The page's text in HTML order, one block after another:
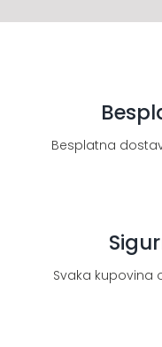
Besplatna
Svaka kupovina